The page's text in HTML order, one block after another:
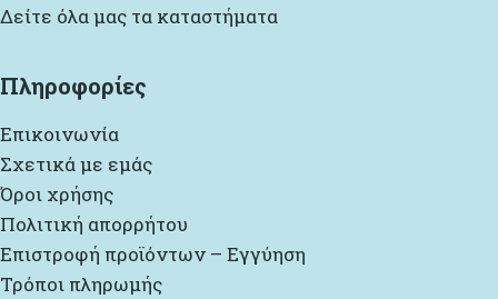
Δείτε όλα μας τα καταστήματα
Πληροφορίες
Επικοινωνία
Σχετικά με εμάς
Όροι χρήσης
Πολιτική απορρήτου
Επιστροφή προϊόντων – Εγγύηση
Τρόποι πληρωμής